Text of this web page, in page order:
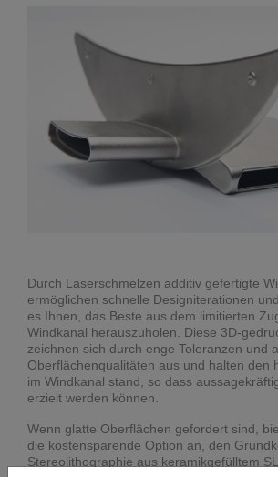
Durch Laserschmelzen additiv gefertigte
ermöglichen schnelle Designiterationen
es Ihnen, das Beste aus dem limitierten
Windkanal herauszuholen. Diese 3D-
zeichnen sich durch enge Toleranzen und
Oberflächenqualitäten aus und halten den
im Windkanal stand, so dass
erzielt werden können.
Wenn glatte Oberflächen gefordert sind,
die kostensparende Option an, den
Stereolithographie aus keramikgefülltem